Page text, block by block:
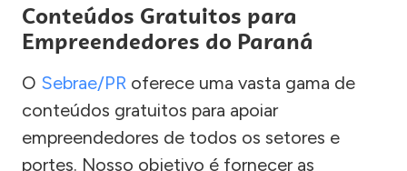
Conteúdos Gratuitos para
Empreendedores do Paraná
O Sebrae/PR oferece uma vasta gama de
conteúdos gratuitos para apoiar
empreendedores de todos os setores e
portes. Nosso objetivo é fornecer as